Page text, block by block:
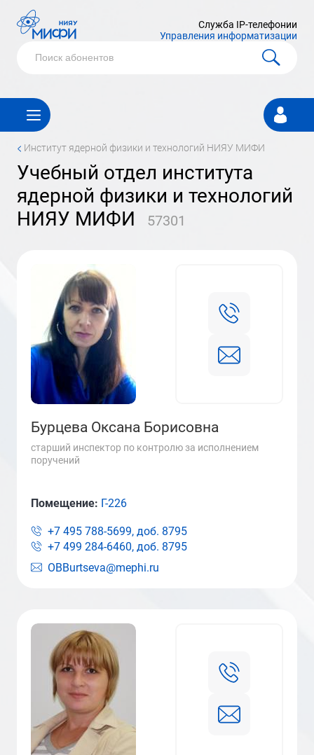
Служба IP-телефонии
Управления информатизации
Личный
кабинет
< институт ядерной физики и технологий НИЯУ МИФИ
учебный отдел института
ядерной физики и технологий
НИЯУ МИФИ
57301
Бурцева Оксана Борисовна
старший инспектор по контролю за исполнением
поручений
OBBurtseva@mephi.ru
Помещение: Г-226
+7 495 788-5699, доб. 8795
+7 499 284-6460, доб. 8795